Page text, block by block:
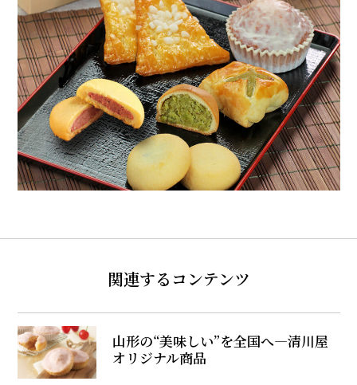
関連するコンテンツ
山形の“美味しい”を全国へ―清川屋
オリジナル商品